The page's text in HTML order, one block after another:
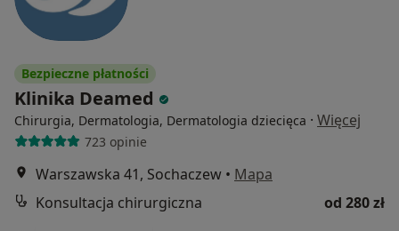
Bezpieczne płatności
Klinika Deamed
Chirurgia, Dermatologia, Dermatologia dziecięca · Więcej
723 opinie
Warszawska 41, Sochaczew • Mapa
Konsultacja chirurgiczna
od 280 zł